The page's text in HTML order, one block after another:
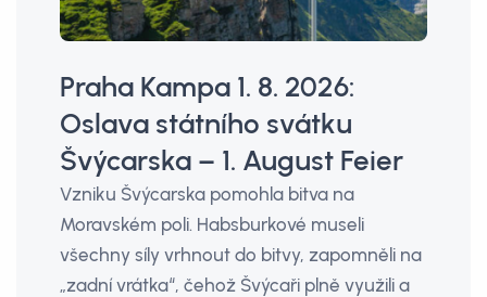
Praha Kampa 1. 8. 2026:
Oslava státního svátku
Švýcarska – 1. August Feier
Vzniku Švýcarska pomohla bitva na
Moravském poli. Habsburkové museli
všechny síly vrhnout do bitvy, zapomněli na
„zadní vrátka“, čehož Švýcaři plně využili a